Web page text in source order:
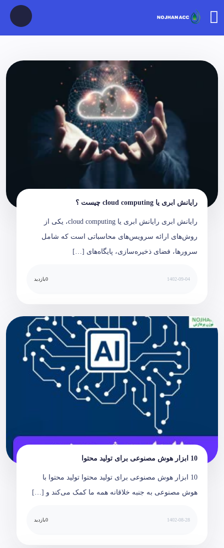
رایانش ابری یا cloud computing چیست ؟
رایانش ابری رایانش ابری یا cloud computing، یکی از
روش‌های ارائه سرویس‌های محاسباتی است که شامل
سرورها، فضای ذخیره‌سازی‌، پایگاه‌های […]
1402-09-04
0بازدید
10 ابزار هوش مصنوعی برای تولید محتوا
10 ابزار هوش مصنوعی برای تولید محتوا تولید محتوا با
هوش مصنوعی به جنبه خلاقانه همه ما کمک می‌کند و […]
1402-08-28
0بازدید